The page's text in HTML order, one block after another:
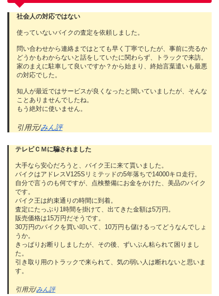
社会人の対応ではない
使っていないバイクの査定を依頼しました。
問い合わせから連絡まではとても早く丁寧でしたが、事前に売るか
どうかもわからないと話をしていたに関わらず、トラックで来訪。
家のまえに駐車して良いですか？から始まり、終始言葉遣いも最悪
の対応でした。
知人が最近ではサービスが良くなったと聞いていましたが、そんな
ことありませんでしたね。
もう絶対に使いません。
引用元/みん評
テレビＣＭに騙されました
大手なら安心だろうと、バイク王に来て貰いました。
バイクはアドレスV125Sリミテッドの5年落ちで14000キロ走行。
自分で言うのも何ですが、点検整備にお金をかけた、美品のバイク
です。
バイク王は約束通りの時間に到着。
査定にたっぷり1時間を掛けて、出てきた金額は5万円。
販売価格は15万円だそうです。
30万円のバイクを買い叩いて、10万円も儲けるってどうなんでしょ
うか。
きっぱりお断りしましたが、その後、ずいぶん粘られて困りまし
た。
引き取り用のトラックで来られて、気の弱い人は断れないと思いま
す。
引用元/みん評